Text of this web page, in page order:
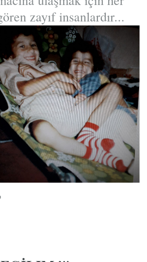
zayıf insanlardır...